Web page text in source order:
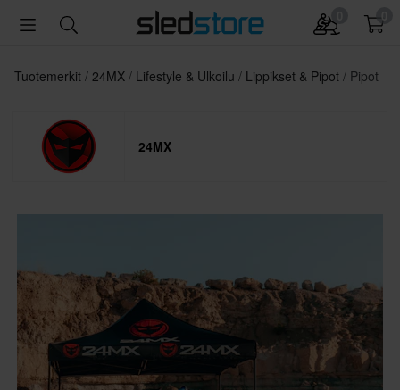
Tuotemerkit 24MX Lifestyle & Ulkoilu Lippikset & Pipot Pipot
24MX